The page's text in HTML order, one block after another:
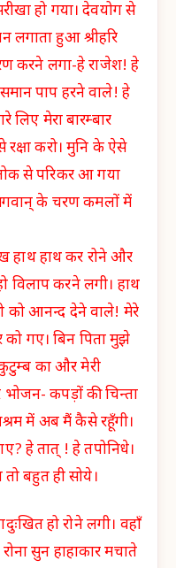
हो गया। देवयोग से
लगाता हुआ श्रीहरि
करने लगा-हे राजेश! हे
पाप हरने वाले! हे
लिए मेरा बारम्बार
रक्षा करो। मुनि के ऐसे
से परिकर आ गया
के चरण कमलों में
हाथ हाथ कर रोने और
विलाप करने लगी। हाथ
को आनन्द देने वाले! मेरे
को गए। बिन पिता मुझे
का और मेरी
भोजन- कपड़ों की चिन्ता
में अब मैं कैसे रहूँगी।
हे तात् ! हे तपोनिधे।
बहुत ही सोये।
हो रोने लगी। वहाँ
सुन हाहाकार मचाते